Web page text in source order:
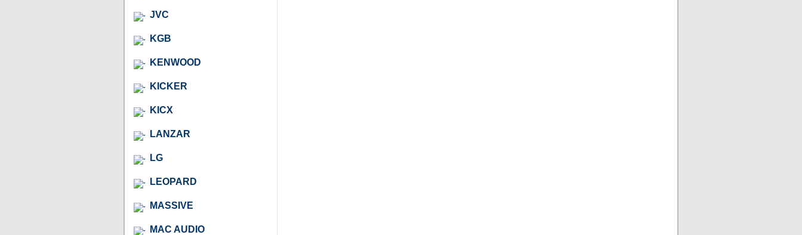
JVC
KGB
KENWOOD
KICKER
KICX
LANZAR
LG
LEOPARD
MASSIVE
MAC AUDIO